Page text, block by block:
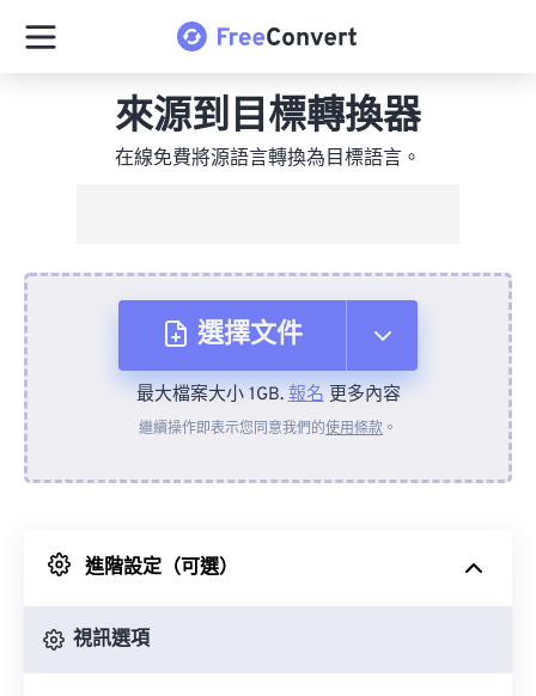
來源到目標轉換器
在線免費將源語言轉換為目標語言。
選擇文件
來自裝置
來自 Google 雲端硬碟
最大檔案大小 1GB.報名更多內容
繼續操作即表示您同意我們的使用條款 。
進階設定（可選）
視訊選項